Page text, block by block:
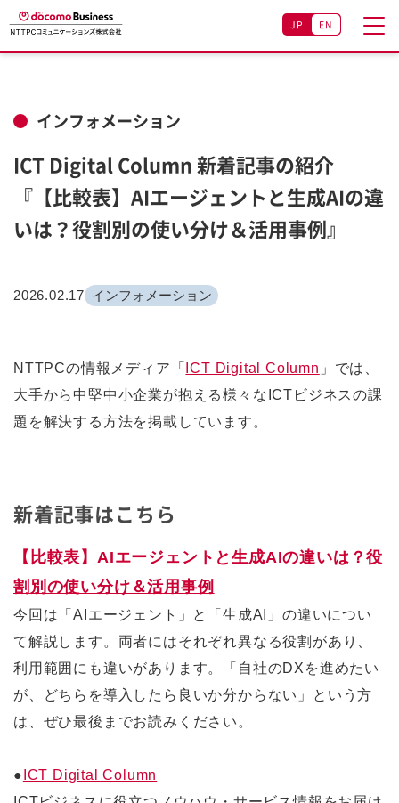
JP EN
インフォメーション
ICT Digital Column 新着記事の紹介
『【比較表】AIエージェントと生成AIの違
いは？役割別の使い分け＆活用事例』
2026.02.17 インフォメーション
NTTPCの情報メディア「 ICT Digital Column 」では、
大手から中堅中小企業が抱える様々なICTビジネスの課
題を解決する方法を掲載しています。
新着記事はこちら
【比較表】AIエージェントと生成AIの違いは？役
割別の使い分け＆活用事例
今回は「AIエージェント」と「生成AI」の違いについ
て解説します。両者にはそれぞれ異なる役割があり、
利用範囲にも違いがあります。「自社のDXを進めたい
が、どちらを導入したら良いか分からない」という方
は、ぜひ最後までお読みください。
● ICT Digital Column